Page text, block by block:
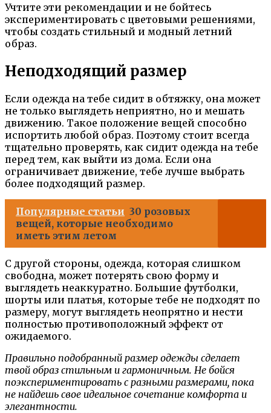
Учтите эти рекомендации и не бойтесь
экспериментировать с цветовыми решениями,
чтобы создать стильный и модный летний
образ.
Неподходящий размер
Если одежда на тебе сидит в обтяжку, она может
не только выглядеть неприятно, но и мешать
движению. Такое положение вещей способно
испортить любой образ. Поэтому стоит всегда
тщательно проверять, как сидит одежда на тебе
перед тем, как выйти из дома. Если она
ограничивает движение, тебе лучше выбрать
более подходящий размер.
Популярные статьи 30 розовых
вещей, которые необходимо
иметь этим летом
С другой стороны, одежда, которая слишком
свободна, может потерять свою форму и
выглядеть неаккуратно. Большие футболки,
шорты или платья, которые тебе не подходят по
размеру, могут выглядеть неопрятно и нести
полностью противоположный эффект от
ожидаемого.
Правильно подобранный размер одежды сделает
твой образ стильным и гармоничным. Не бойся
поэкспериментировать с разными размерами, пока
не найдешь свое идеальное сочетание комфорта и
элегантности.